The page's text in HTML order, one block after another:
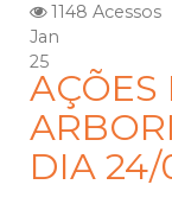
1148 Acessos
Jan
25
AÇÕES
DIA 24/